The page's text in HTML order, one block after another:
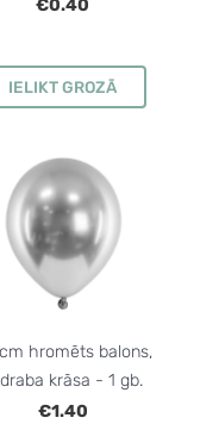
€0.40
IELIKT GROZĀ
hromēts balons,
krāsa - 1 gb.
€1.40